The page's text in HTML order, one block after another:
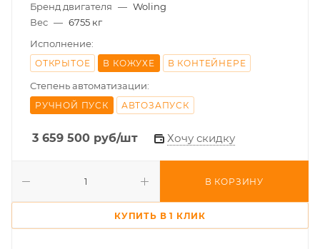
Бренд двигателя — Woling
Вес — 6755 кг
Исполнение:
ОТКРЫТОЕ В КОЖУХЕ В КОНТЕЙНЕРЕ
Степень автоматизации:
РУЧНОЙ ПУСК АВТОЗАПУСК
3 659 500 руб/шт Хочу скидку
В КОРЗИНУ
КУПИТЬ В 1 КЛИК